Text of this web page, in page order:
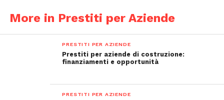
More in Prestiti per Aziende
PRESTITI PER AZIENDE
Prestiti per aziende di costruzione:
finanziamenti e opportunità
PRESTITI PER AZIENDE